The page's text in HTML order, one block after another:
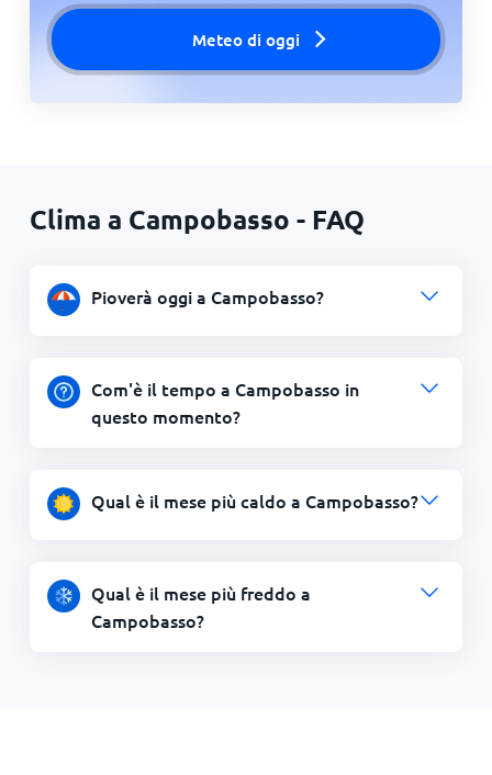
Meteo di oggi
Clima a Campobasso - FAQ
Pioverà oggi a Campobasso?
Com'è il tempo a Campobasso in
questo momento?
Qual è il mese più caldo a Campobasso?
Qual è il mese più freddo a
Campobasso?